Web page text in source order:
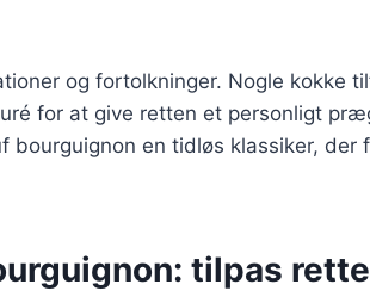
og fortolkninger. Nogle kokke
for at give retten et personligt
bourguignon en tidløs klassiker, der
tilpas